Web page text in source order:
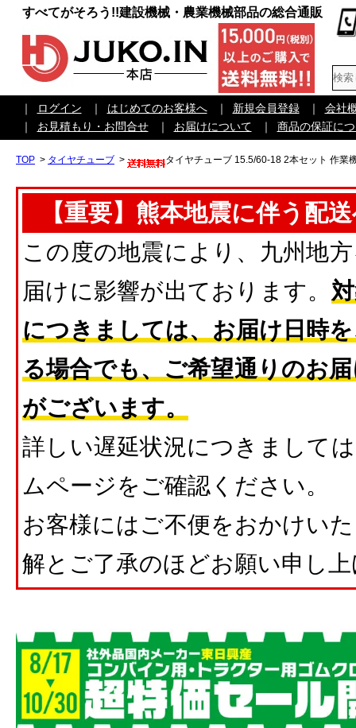
すべてがそろう!!建設機械・農業機械部品の総合通販
｜ ログイン ｜ はじめてのお客様へ ｜ 新規会員登録 ｜
会社
｜
お見積もり・お問合せ ｜ お届けについて ｜ 商品の保証に
TOP > タイヤチューブ > タイヤチューブ 15.5/60-18 2本セット 作業
【重要】熊本地震に伴う配
この度の地震により、九州地
届けに影響が出ております。
につきましては、お届け日時
る場合でも、ご希望通りのお
がございます。
詳しい遅延状況につきまして
ムページをご確認ください。
お客様にはご不便をおかけい
解とご了承のほどお願い申し